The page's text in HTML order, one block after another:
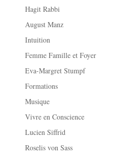
Hagit Rabbi
August Manz
Intuition
Femme Famille et Foyer
Eva-Margret Stumpf
Formations
Musique
Vivre en Conscience
Lucien Siffrid
Roselis von Sass